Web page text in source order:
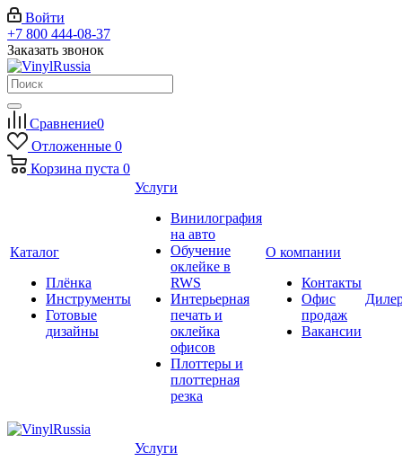
Войти
+7 800 444-08-37
Заказать звонок
Сравнение0
Отложенные 0
Корзина пуста 0
Каталог
Плёнка
Инструменты
Готовые
дизайны
Услуги
Винилография
на авто
Обучение
оклейке в
RWS
Интерьерная
печать и
оклейка
офисов
Плоттеры и
плоттерная
резка
О компании
Контакты
Офис
продаж
Вакансии
Услуги